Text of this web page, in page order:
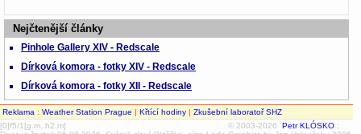
Nejčtenější články
Pinhole Gallery XIV - Redscale
Dírková komora - fotky XIV - Redscale
Dírková komora - fotky XII - Redscale
Reklama : Weather Station Prague | Křtící hodiny | Zkušební laboratoř SHZ
[0]f5/1[g.m..h2,m]
© 2003-2026 Petr KLÓSKO ;